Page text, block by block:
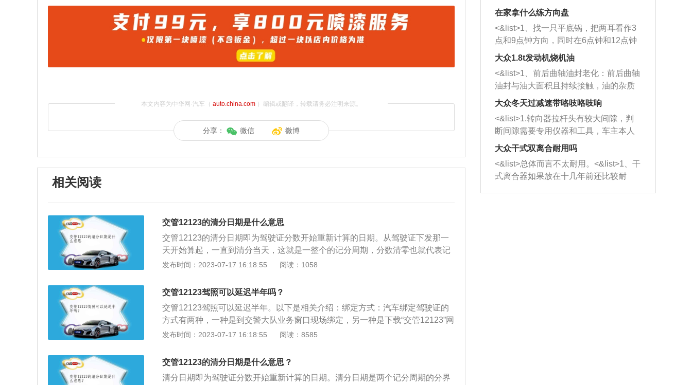
本文内容为中华网·汽车（ auto.china.com）编辑或翻译，转载请务必注明来源。
分享： 微信 微博
相关阅读
交管12123的清分日期是什么意思
交管12123的清分日期即为驾驶证分数开始重新计算的日期。从驾驶证下发那一
天开始算起，一直到清分当天，这就是一整个的记分周期，分数清零也就代表记
分周期进行了新的周期。驾驶证的记分周期为12个月，一个记分周期有12分额
未缴清的，那么这个记分周期会在此基础上计分，比如说上个记分周期扣了3
分，但是一直没有缴纳罚款，那么就会轮到这个记分周期，当然如果缴纳完罚
款，下一记分周期开始就会系统自动清零。法律依据《机动车驾驶证申领和使用
规定》第七十一条。
发布时间：2023-07-17 16:18:55 阅读：1058
交管12123驾照可以延迟半年吗？
交管12123驾照可以延迟半年。以下是相关介绍：绑定方式：汽车绑定驾驶证的
方式有两种，一种是到交警大队业务窗口现场绑定，另一种是下载“交管12123”网
上绑定。最多可绑定：一辆车可以绑定3本驾驶证，为防止买卖驾驶证分的现
章、消除记分。定义：学习驾驶机动车的人员，经过学习掌握了交通法规知识和
驾驶技术后，经管理部门考试合格，核发许可驾驶某类机动车的法律凭证。
发布时间：2023-07-17 16:18:55 阅读：8585
交管12123的清分日期是什么意思？
清分日期即为驾驶证分数开始重新计算的日期。清分日期是两个记分周期的分界
者是细棍，直接将杂物给取出来，如果
堵塞情况比较严重，也可以采取应急措
施。 <&list>2、直接利用木棍将所有的
杂物推到排气管里面的位置处，然后将
三元催化器拆解开，就可以将堵塞的东
西取出来。但如果是因为积碳过多引起
的堵塞，就需要将三元催化器泡在草酸
洗剂对堵塞的情况得到解决，将清洗剂
放在燃油箱中，与燃油混合后，车辆启
动时，就可以和汽油一起进入到燃烧
室，最后形成废气排出，就可以让三元
催化器得到清洗，排气管堵塞的情况就
能够得到解决。
在家拿什么练方向盘
<&list>1、找一只平底锅，把两耳看作3
点和9点钟方向，同时在6点钟和12点钟
方向做一个标记。 <&list>2、双手握住
一圈半的练习，往右同样也要打相同的
圈数。 <&list>3、最后强调要反复练
习，这样就可以形成肌肉记忆，在真实
驾驶车辆时，不需要记忆也能打好方
向。
大众1.8t发动机烧机油
<&list>1、前后曲轴油封老化：前后曲轴
油封与油大面积且持续接触，油的杂质
和发动机内持续温度变化使其密封效果
逐渐减弱，导致渗油或漏油。<&list>2、
活塞间隙过大：积碳会使活塞环与缸体
的间隙扩大，导致机油流入燃烧室中，
造成烧机油。<&list>3、机油粘度。使用
机油粘度过小的话，同样会有烧机油现
象，机油粘度过小具有很好的流动性，
大众冬天过减速带咯吱咯吱响
<&list>1.转向器拉杆头有较大间隙，判
断间隙需要专用仪器和工具，车主本人
无法制作，需要将车辆送到修理厂或4s
店；<&list>2.车辆半轴套管防尘罩破
裂，破裂后会出现漏油现象，使半轴磨
损严重，磨损的半轴容易损坏，产生异
响；<&list>3.稳定器的转向胶套和球头
大众干式双离合耐用吗
<&list>总体而言不太耐用。<&list>1、干
式离合器如果放在十几年前还比较耐